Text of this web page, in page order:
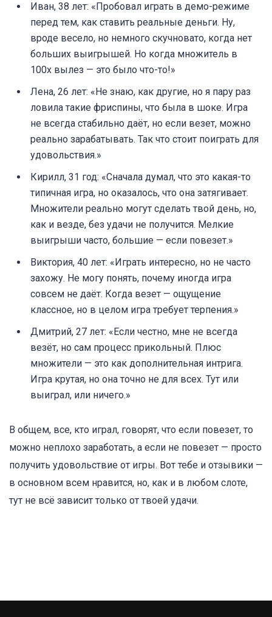
Иван, 38 лет: «Пробовал играть в демо-режиме
перед тем, как ставить реальные деньги. Ну,
вроде весело, но немного скучновато, когда нет
больших выигрышей. Но когда множитель в
100x вылез — это было что-то!»
Лена, 26 лет: «Не знаю, как другие, но я пару раз
ловила такие фриспины, что была в шоке. Игра
не всегда стабильно даёт, но если везет, можно
реально зарабатывать. Так что стоит поиграть для
удовольствия.»
Кирилл, 31 год: «Сначала думал, что это какая-то
типичная игра, но оказалось, что она затягивает.
Множители реально могут сделать твой день, но,
как и везде, без удачи не получится. Мелкие
выигрыши часто, большие — если повезет.»
Виктория, 40 лет: «Играть интересно, но не часто
захожу. Не могу понять, почему иногда игра
совсем не даёт. Когда везет — ощущение
классное, но в целом игра требует терпения.»
Дмитрий, 27 лет: «Если честно, мне не всегда
везёт, но сам процесс прикольный. Плюс
множители — это как дополнительная интрига.
Игра крутая, но она точно не для всех. Тут или
выиграл, или ничего.»
В общем, все, кто играл, говорят, что если повезет, то
можно неплохо заработать, а если не повезет — просто
получить удовольствие от игры. Вот тебе и отзывики —
в основном всем нравится, но, как и в любом слоте,
тут не всё зависит только от твоей удачи.